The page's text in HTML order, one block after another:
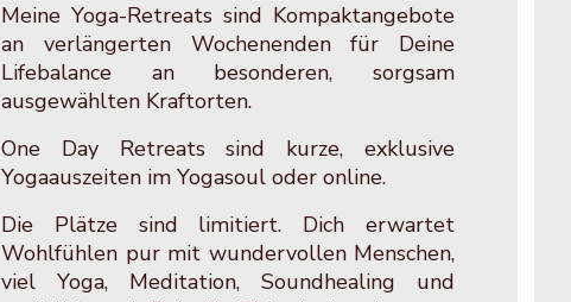
Meine Yoga-Retreats sind Kompaktangebote
an verlängerten Wochenenden für Deine
Lifebalance an besonderen, sorgsam
ausgewählten Kraftorten.
One Day Retreats sind kurze, exklusive
Yogaauszeiten im Yogasoul oder online.
Die Plätze sind limitiert. Dich erwartet
Wohlfühlen pur mit wundervollen Menschen,
viel Yoga, Meditation, Soundhealing und